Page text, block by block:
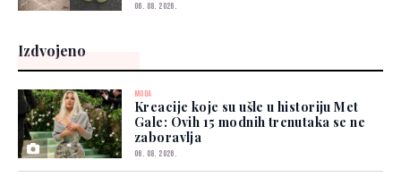
06. 08. 2026.
Izdvojeno
MODA
Kreacije koje su ušle u historiju Met
Gale: Ovih 15 modnih trenutaka se ne
zaboravlja
06. 08. 2026.